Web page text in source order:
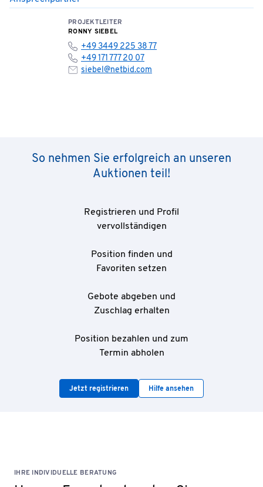
PROJEKTLEITER
RONNY SIEBEL
+49 3449 225 38 77
+49 171 777 20 07
siebel@netbid.com
So nehmen Sie erfolgreich an unseren
Auktionen teil!
Registrieren und Profil
vervollständigen
Position finden und
Favoriten setzen
Gebote abgeben und
Zuschlag erhalten
Position bezahlen und zum
Termin abholen
Jetzt registrieren Hilfe ansehen
IHRE INDIVIDUELLE BERATUNG